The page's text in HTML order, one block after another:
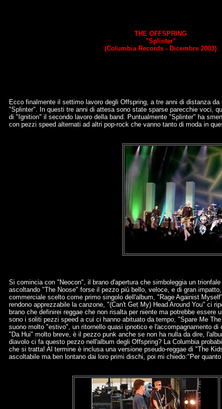
THE OFFSPRING
"Splinter"
(Columbia Records - Dicembre 2003)
Ecco finalmente il settimo lavoro degli Offspring, a tre anni di distanza
"Splinter". In questi tre anni di attesa sono state sparse parecchie voci,
di "Ignition" il secondo lavoro della band. Puntualmente "Splinter" ha
con pezzi speed alternati ad altri pop-rock che vanno tanto di moda in
Si comincia con "Neocon", il brano d'apertura che simboleggia un
ascoltando "The Noose" forse il pezzo più bello, veloce, e di gran
commerciale scelto come primo singolo dell'album, "Rage Againist
rendono apprezzabile la canzone, "(Can't Get My) Head Around You" ci
brano che definirei reggae che non risalta per niente ma potrebbe
sono i soliti pezzi speed a cui ci hanno abituato da tempo, "Spare Me
suono molto "estivo", un ritornello quasi ipnotico e l'accompagnamento
"Da Hui" molto breve, è il pezzo punk anche se non ha nulla da dire,
diavolo ci fa questo pezzo nell'album degli Offspring? La Columbia
che si tratta! Al termine è inclusa una versione pseudo-reggae di "The
ascoltabile ma ben lontano dai loro primi dischi, poi mi chiedo:"Per